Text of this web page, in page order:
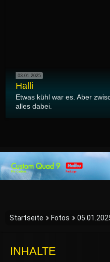
03.01.2025
Halli
Etwas kühl war es. Aber
alles dabei.
Startseite Fotos
INHALTE